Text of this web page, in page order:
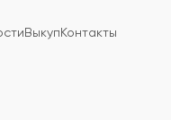
ВыкупКонтакты